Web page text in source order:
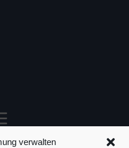
verwalten